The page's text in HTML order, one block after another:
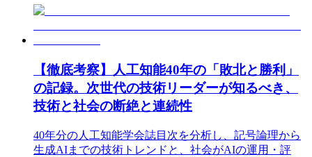
【徹底考察】人工知能40年の「敗北と勝利」
の記録。次世代の技術リーダーが知るべき、
技術と社会の断絶と連続性
40年分の人工知能学会誌目次を分析し、記号論理から
生成AIまでの技術トレンドと、社会がAIの運用・評